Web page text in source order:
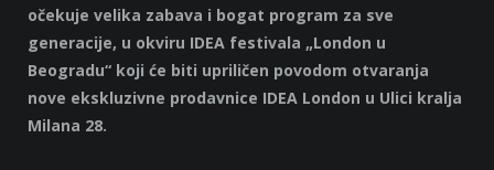
očekuje velika zabava i bogat program za sve
generacije, u okviru IDEA festivala „London u
Beogradu“ koji će biti upriličen povodom otvaranja
nove ekskluzivne prodavnice IDEA London u Ulici kralja
Milana 28.